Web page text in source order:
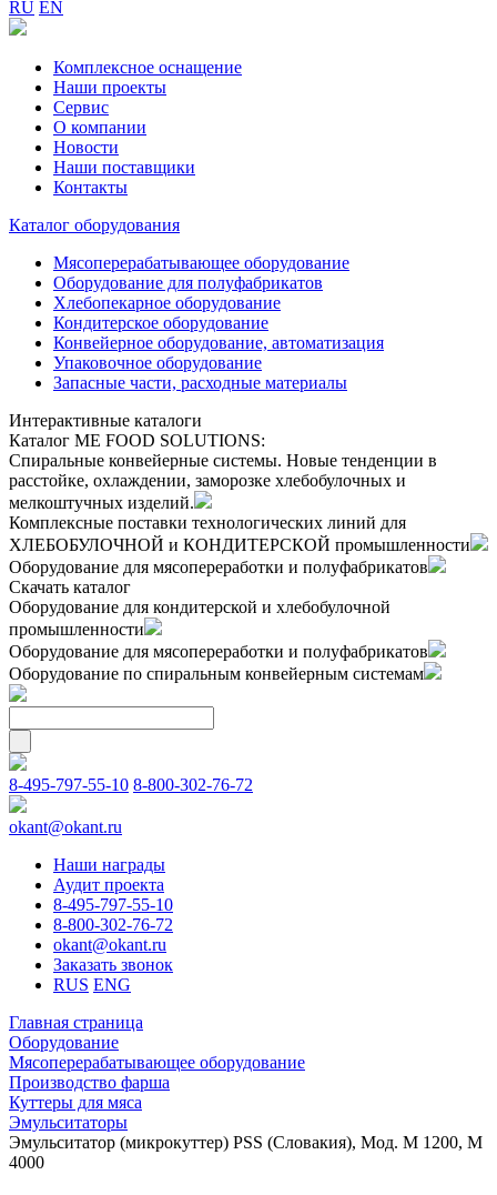
RU EN
Комплексное оснащение
Наши проекты
Сервис
О компании
Новости
Наши поставщики
Контакты
Каталог оборудования
Мясоперерабатывающее оборудование
Оборудование для полуфабрикатов
Хлебопекарное оборудование
Кондитерское оборудование
Конвейерное оборудование, автоматизация
Упаковочное оборудование
Запасные части, расходные материалы
Интерактивные каталоги
Каталог ME FOOD SOLUTIONS:
Спиральные конвейерные системы. Новые тенденции в
расстойке, охлаждении, заморозке хлебобулочных и
мелкоштучных изделий.
Комплексные поставки технологических линий для
ХЛЕБОБУЛОЧНОЙ и КОНДИТЕРСКОЙ промышленности
Оборудование для мясопереработки и полуфабрикатов
Скачать каталог
Оборудование для кондитерской и хлебобулочной
промышленности
Оборудование для мясопереработки и полуфабрикатов
Оборудование по спиральным конвейерным системам
8-495-797-55-10 8-800-302-76-72
okant@okant.ru
Наши награды
Аудит проекта
8-495-797-55-10
8-800-302-76-72
okant@okant.ru
Заказать звонок
RUS ENG
Главная страница
Оборудование
Мясоперерабатывающее оборудование
Производство фарша
Куттеры для мяса
Эмульситаторы
Эмульситатор (микрокуттер) PSS (Словакия), Мод. М 1200, M
4000